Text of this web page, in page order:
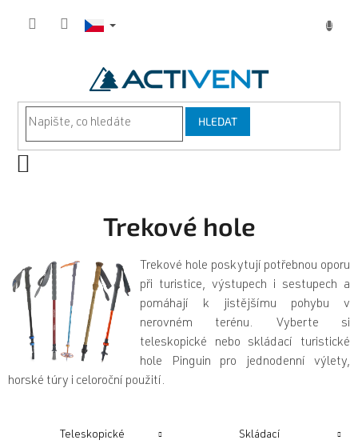
HLEDAT
Trekové hole
Trekové hole poskytují potřebnou oporu
při turistice, výstupech i sestupech a
pomáhají k jistějšímu pohybu v
nerovném terénu. Vyberte si
teleskopické nebo skládací turistické
hole Pinguin pro jednodenní výlety,
horské túry i celoroční použití.
Teleskopické Skládací